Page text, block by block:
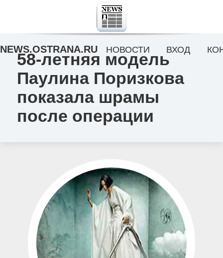
58-летняя модель
Паулина Поризкова
показала шрамы
после операции
NEWS.OSTRANA.RU НОВОСТИ ВХОД